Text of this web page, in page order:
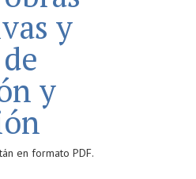
y
y
en formato PDF.